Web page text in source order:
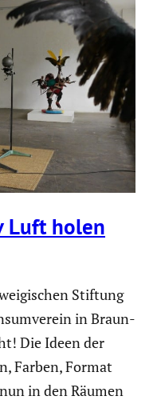
Luft holen
Stiftung
in Braun­
Die Ideen der
Farben, Format
in den Räumen